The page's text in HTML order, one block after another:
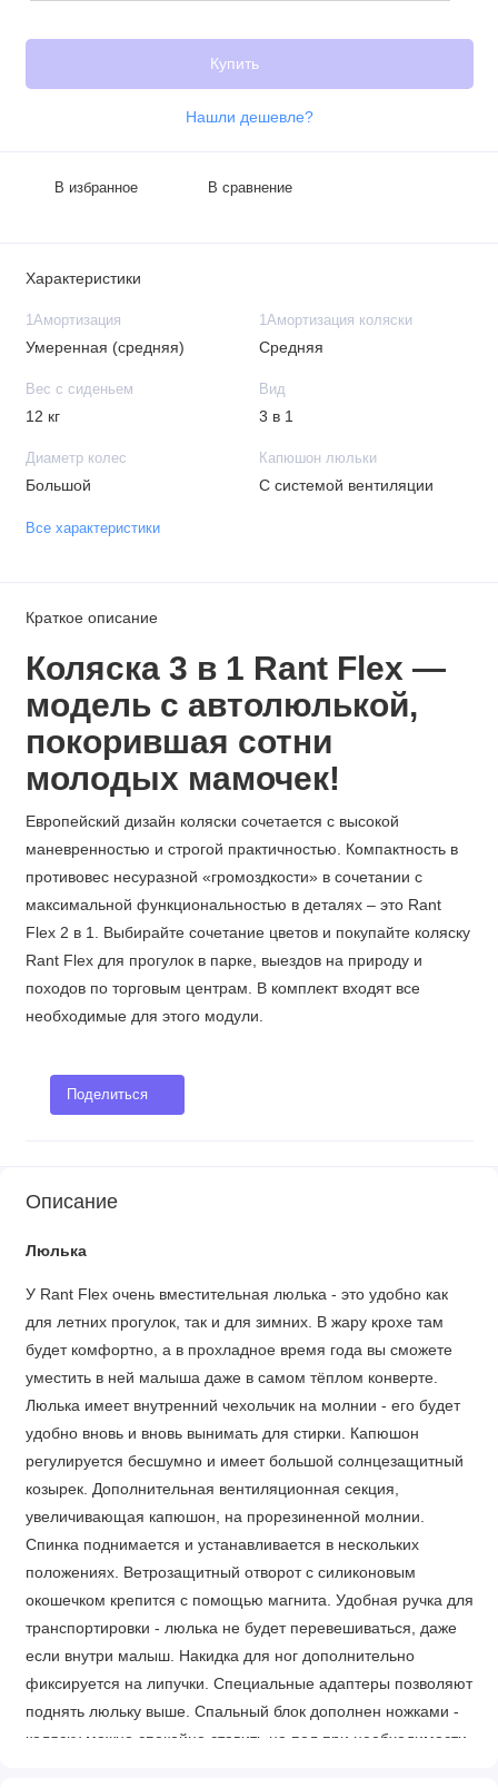
Купить
Нашли дешевле?
В избранное В сравнение
Характеристики
1Амортизация
Умеренная (средняя)
1Амортизация коляски
Средняя
Вес с сиденьем
12 кг
Вид
3 в 1
Диаметр колес
Большой
Капюшон люльки
С системой вентиляции
Все характеристики
Краткое описание
Коляска 3 в 1 Rant Flex —
модель с автолюлькой,
покорившая сотни
молодых мамочек!
Европейский дизайн коляски сочетается с высокой
маневренностью и строгой практичностью. Компактность в
противовес несуразной «громоздкости» в сочетании с
максимальной функциональностью в деталях – это Rant
Flex 2 в 1. Выбирайте сочетание цветов и покупайте коляску
Rant Flex для прогулок в парке, выездов на природу и
походов по торговым центрам. В комплект входят все
необходимые для этого модули.
Поделиться
Описание
Люлька
У Rant Flex очень вместительная люлька - это удобно как
для летних прогулок, так и для зимних. В жару крохе там
будет комфортно, а в прохладное время года вы сможете
уместить в ней малыша даже в самом тёплом конверте.
Люлька имеет внутренний чехольчик на молнии - его будет
удобно вновь и вновь вынимать для стирки. Капюшон
регулируется бесшумно и имеет большой солнцезащитный
козырек. Дополнительная вентиляционная секция,
увеличивающая капюшон, на прорезиненной молнии.
Спинка поднимается и устанавливается в нескольких
положениях. Ветрозащитный отворот с силиконовым
окошечком крепится с помощью магнита. Удобная ручка для
транспортировки - люлька не будет перевешиваться, даже
если внутри малыш. Накидка для ног дополнительно
фиксируется на липучки. Специальные адаптеры позволяют
поднять люльку выше. Спальный блок дополнен ножками -
коляску можно спокойно ставить на пол при необходимости.